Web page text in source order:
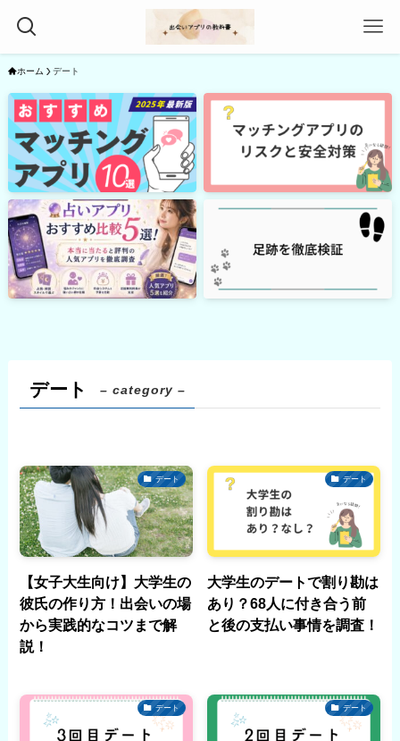
ホーム デート
デート – category –
デート
【女子大生向け】大学生の
彼氏の作り方！出会いの場
から実践的なコツまで解
説！
デート
大学生のデートで割り勘は
あり？68人に付き合う前
と後の支払い事情を調査！
デート デート